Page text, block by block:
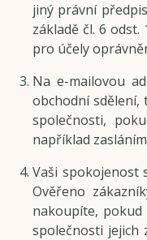
jiný právní
základě čl. 6
pro účely
Na e-mailovou
obchodní sdělení,
společnosti,
například
Vaši spokojenost
Ověřeno
nakoupíte, pokud
společnosti jejich